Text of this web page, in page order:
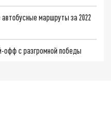
маршруты за 2022
офф с разгромной победы